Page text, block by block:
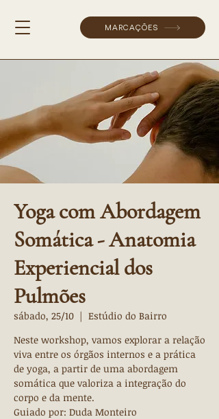
MARCAÇÕES
Yoga com Abordagem
Somática - Anatomia
Experiencial dos
Pulmões
sábado, 25/10
  |
Estúdio do Bairro
Neste workshop, vamos explorar a relação
viva entre os órgãos internos e a prática
de yoga, a partir de uma abordagem
somática que valoriza a integração do
corpo e da mente.
Guiado por: Duda Monteiro